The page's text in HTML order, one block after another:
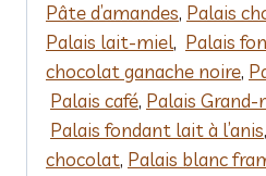
Pâte d’amandes, Palais
Palais lait-miel, Palais
chocolat ganache noire,
Palais café, Palais
Palais fondant lait à l’anis,
chocolat, Palais blanc